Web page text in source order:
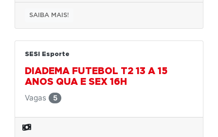
SAIBA MAIS!
SESI Esporte
DIADEMA FUTEBOL T2 13 A 15
ANOS QUA E SEX 16H
Vagas
5